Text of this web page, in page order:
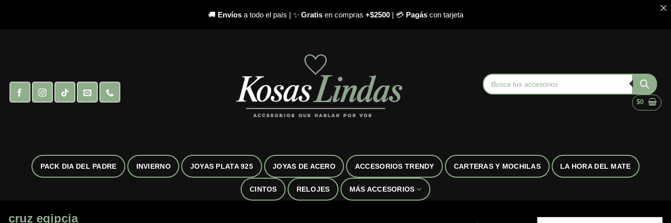
🚚 Envíosa todo el país | ✨ Gratisen compras +$2500| 💳 Pagáscon tarjeta
Búsqueda
de
productos
$0
PACK DIA DEL PADRE INVIERNO JOYAS PLATA 925 JOYAS DE ACERO ACCESORIOS TRENDY CARTERAS Y MOCHILAS LA HORA DEL MATE
CINTOS RELOJES MÁS ACCESORIOS
cruz egipcia